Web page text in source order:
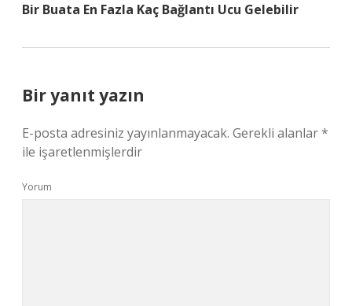
Bir Buata En Fazla Kaç Bağlantı Ucu Gelebilir
Bir yanıt yazın
E-posta adresiniz yayınlanmayacak. Gerekli alanlar*
ile işaretlenmişlerdir
Yorum